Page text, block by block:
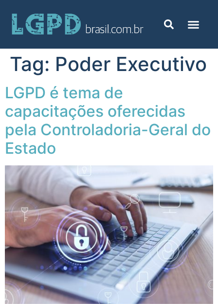
Tag: Poder Executivo
LGPD é tema de
capacitações oferecidas
pela Controladoria-Geral do
Estado